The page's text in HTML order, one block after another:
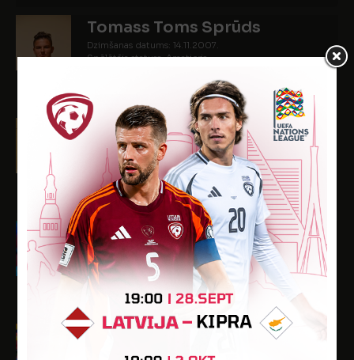
Tomass Toms Sprūds
Dzimšanas datums: 14.11.2007.
Spēlētāja statuss: Amatieris
- - -
Raivis Svilis
Dzimšanas datums: 19.06.2002.
Spēlētāja statuss: Amatieris (FSS)
- - 10 2 -
Ģirts Tapiņš
Dzimšanas datums: 25.01.2008.
Spēlētāja statuss: Amatieris
- 3
Kristians Traktiņš
Dzimšanas datums: 29.09.2010.